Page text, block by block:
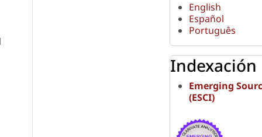
English
Español
Português
Indexación
Emerging
(ESCI)